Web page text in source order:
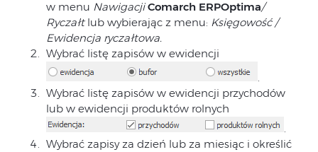
w menu Nawigacji Comarch ERPOptima/
Ryczałtlub wybierając z menu: Księgowość /
Ewidencja ryczałtowa.
Wybrać listę zapisów w ewidencji
.
Wybrać listę zapisów w ewidencji przychodów
lub w ewidencji produktów rolnych
.
Wybrać zapisy za dzień lub za miesiąc i określić